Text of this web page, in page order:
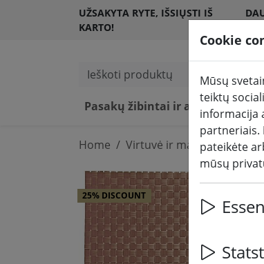
UŽSAKYTA RYTE, IŠSIŲSTI IŠ
KARTO!
Ieškoti produktų
Pasakų žibintai ir apšvietimas
Home Virtuvė ir maistas
25% DISCOUNT
Cookie
Mūsų
teiktų
informacija
partneriais.
pateikėte
mūsų